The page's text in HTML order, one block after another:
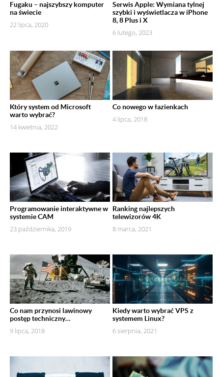
Fugaku – najszybszy komputer
na świecie
22 lipca, 2020
Serwis Apple: Wymiana tylnej
szybki i wyświetlacza w iPhone
8, 8 Plus i X
6 lutego, 2023
Który system od Microsoft
warto wybrać?
14 kwietnia, 2022
Co nowego w łazienkach
4 lipca, 2018
Programowanie interaktywne w
systemie CAM
23 października, 2019
Ranking najlepszych
telewizorów 4K
8 marca, 2021
Co nam przynosi lawinowy
postęp techniczny…
9 lipca, 2018
Kiedy warto wybrać VPS z
systemem Linux?
6 sierpnia, 2021